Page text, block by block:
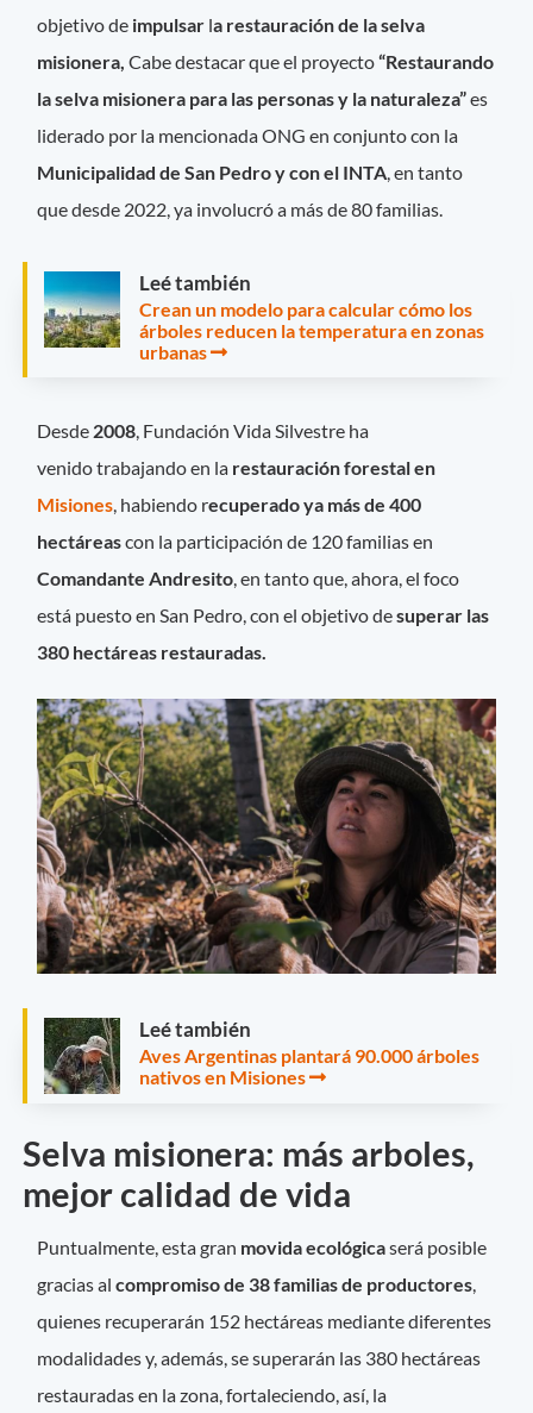
objetivo de impulsar la restauración de la selva
misionera,Cabe destacar que el proyecto“Restaurando
la selva misionera para las personas y la naturaleza”es
liderado por la mencionada ONG en conjunto con la
Municipalidad de San Pedro y con el INTA , en tanto
que desde 2022, ya involucró a más de 80 familias.
Leé también
Crean un modelo para calcular cómo los
árboles reducen la temperatura en zonas
urbanas
Desde 2008, Fundación Vida Silvestre ha
venido trabajando en la restauración forestal en
Misiones, habiendo recuperado ya más de 400
hectáreascon la participación de 120 familias en
Comandante Andresito, en tanto que, ahora, el foco
está puesto en San Pedro, con el objetivo desuperar las
380 hectáreas restauradas.
Leé también
Aves Argentinas plantará 90.000 árboles
nativos en Misiones
Selva misionera: más arboles,
mejor calidad de vida
Puntualmente, esta gran movida ecológicaserá posible
gracias alcompromiso de 38 familias de productores,
quienes recuperarán 152 hectáreas mediante diferentes
modalidades y, además, se superarán las 380 hectáreas
restauradas en la zona, fortaleciendo, así, la